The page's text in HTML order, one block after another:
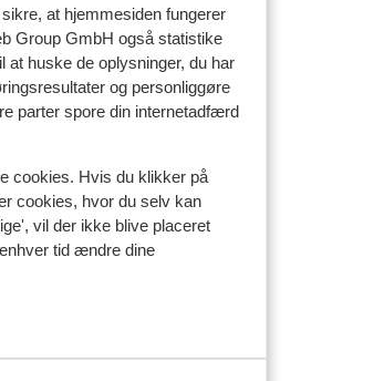
at hjemmesiden fungerer
Group GmbH også statistike
huske de oplysninger, du har
og personliggøre
parter spore din internetadfærd
cookies. Hvis du klikker på
cookies, hvor du selv kan
vil der ikke blive placeret
tid ændre dine
Mere om anmeldelser
Mest booket af venner
14. mar. 2026